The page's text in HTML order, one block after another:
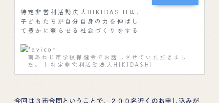
特定非営利活動法人HIKIDASHIは、
子どもたちが自分自身の力を伸ばし
て豊かに暮らせる社会づくりをする
り、コミュニケーション・異文化理
解、お金の教育など、これからの未
来を担う子どもたちの「イキルチカ
ラヲヒキダス」教育をお届けしま
南あわじ市学校保健会でお話しさせていただきまし
た。 | 特定非営利活動法人HIKIDASHI
今回は３市合同ということで、２００名近くのお申し込みが